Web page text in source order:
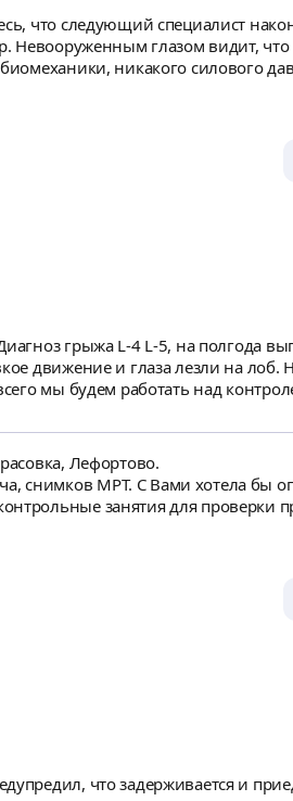
что следующий специалист
Невооруженным глазом видит,
никакого силового
грыжа L-4 L-5, на полгода
движение и глаза лезли на лоб.
мы будем работать над
опытный специалист, хорошо
приседания, моя личная фобия
Лефортово.
снимков МРТ. С Вами хотела бы
занятия для проверки
что задерживается и